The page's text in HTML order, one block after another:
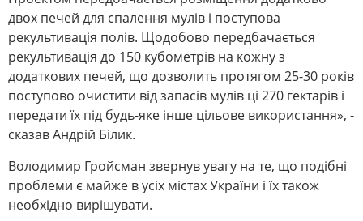
двох печей для спалення мулів і поступова
рекультивація полів. Щодобово передбачається
рекультивація до 150 кубометрів на кожну з
додаткових печей, що дозволить протягом 25-30 років
поступово очистити від запасів мулів ці 270 гектарів і
передати їх під будь-яке інше цільове використання», -
сказав Андрій Білик.
Володимир Гройсман звернув увагу на те, що подібні
проблеми є майже в усіх містах України і їх також
необхідно вирішувати.